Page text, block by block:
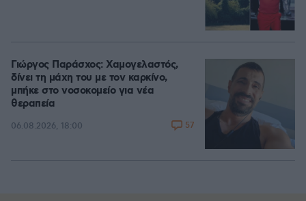
Γιώργος Παράσχος: Χαμογελαστός,
δίνει τη μάχη του με τον καρκίνο,
μπήκε στο νοσοκομείο για νέα
θεραπεία
06.08.2026, 18:00 57